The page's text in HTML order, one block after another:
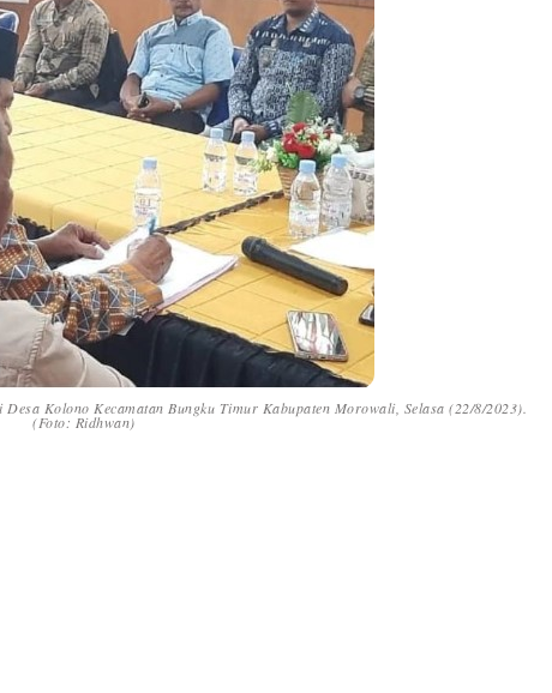
Kolono Kecamatan Bungku Timur Kabupaten Morowali, Selasa (22/8/2023).
(Foto: Ridhwan)